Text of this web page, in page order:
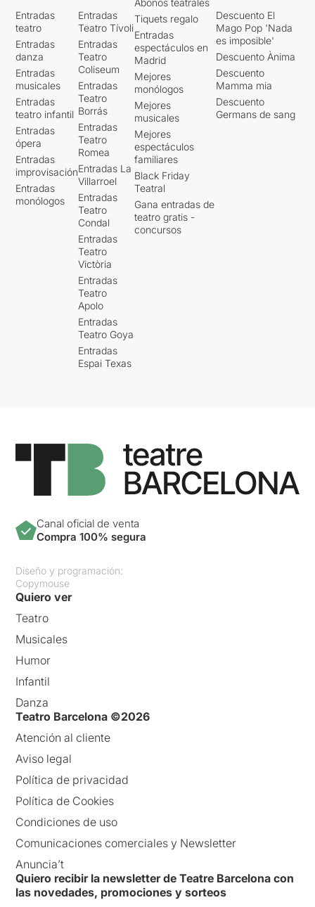
Entradas
teatro
Entradas
danza
Entradas
musicales
Entradas
teatro infantil
Entradas
ópera
Entradas
improvisación
Entradas
monólogos
Entradas
Teatro Tívoli
Entradas
Teatro
Coliseum
Entradas
Teatro
Borrás
Entradas
Teatro
Romea
Entradas La
Villarroel
Entradas
Teatro
Condal
Entradas
Teatro
Victòria
Entradas
Teatro
Apolo
Entradas
Teatro Goya
Entradas
Espai Texas
Tiquets regalo
Entradas
espectáculos en
Madrid
Mejores
monólogos
Mejores
musicales
Mejores
espectáculos
familiares
Black Friday
Teatral
Gana entradas de
teatro gratis -
concursos
Descuento El
Mago Pop 'Nada
es imposible'
Descuento Ànima
Descuento
Mamma mia
Descuento
Germans de sang
Canal oficial de venta
Compra 100% segura
Diseño y programación:
Copymouse
Quiero ver
Teatro
Musicales
Humor
Infantil
Danza
Teatro Barcelona ©2026
Atención al cliente
Aviso legal
Política de privacidad
Política de Cookies
Condiciones de uso
Comunicaciones comerciales y Newsletter
Anuncia’t
Quiero recibir la newsletter de Teatre Barcelona con
las novedades, promociones y sorteos